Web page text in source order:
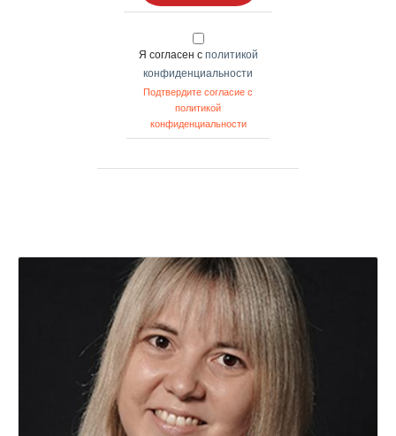
Я согласен с политикой
конфиденциальности
Подтвердите согласие с
политикой
конфиденциальности